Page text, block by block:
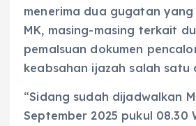
menerima dua gugatan
MK, masing-masing terkait
pemalsuan dokumen
keabsahan ijazah salah satu
“Sidang sudah dijadwalkan
September 2025 pukul 08.30